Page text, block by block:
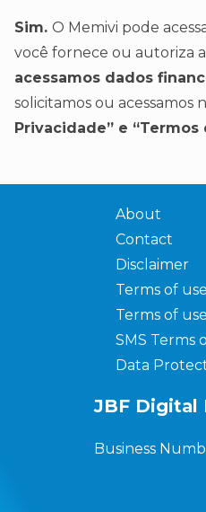
Sim. O Memivi pode
você fornece ou autoriza
acessamos dados
solicitamos ou acessamos
Privacidade” e “Termos
About
Contact
Disclaimer
Terms of use
Terms of
SMS Terms
Data
JBF Digital
Business